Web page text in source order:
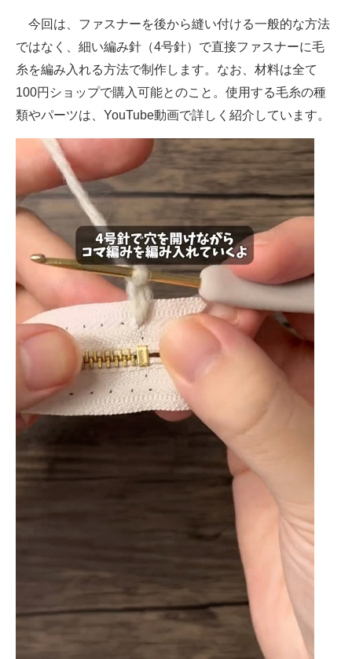
今回は、ファスナーを後から縫い付ける一般的な方法
ではなく、細い編み針（4号針）で直接ファスナーに毛
糸を編み入れる方法で制作します。なお、材料は全て
100円ショップで購入可能とのこと。使用する毛糸の種
類やパーツは、YouTube動画で詳しく紹介しています。